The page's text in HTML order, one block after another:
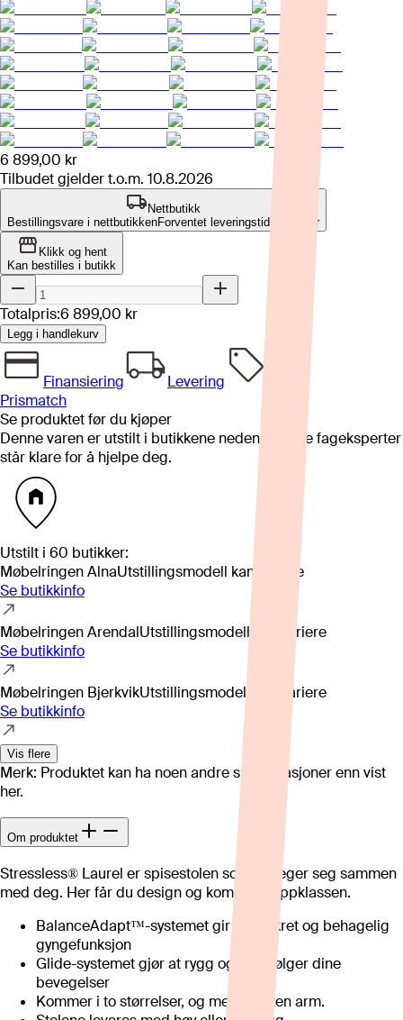
6 899,00 kr
Tilbudet gjelder t.o.m. 10.8.2026
Nettbutikk
Bestillingsvare i nettbutikkenForventet leveringstid: 4-8 uker
Klikk og hent
Kan bestilles i butikk
Totalpris:6 899,00 kr
Legg i handlekurv
Finansiering
Levering
Prismatch
Se produktet før du kjøper
Denne varen er utstilt i butikkene nedenfor. Våre fageksperter
står klare for å hjelpe deg.
Utstilt i 60 butikker:
Møbelringen AlnaUtstillingsmodell kan variere
Se butikkinfo
Møbelringen ArendalUtstillingsmodell kan variere
Se butikkinfo
Møbelringen BjerkvikUtstillingsmodell kan variere
Se butikkinfo
Vis flere
Merk: Produktet kan ha noen andre spesifikasjoner enn vist
her.
Om produktet
Stressless® Laurel er spisestolen som beveger seg sammen
med deg. Her får du design og komfort i toppklassen.
BalanceAdapt™-systemet gir en diskret og behagelig
gyngefunksjon
Glide-systemet gjør at rygg og sete følger dine
bevegelser
Kommer i to størrelser, og med og uten arm.